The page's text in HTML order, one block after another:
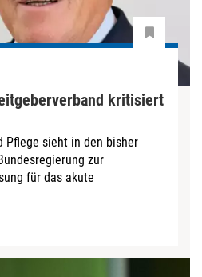
kritisiert
Pflege sieht in den bisher
zur
für das akute